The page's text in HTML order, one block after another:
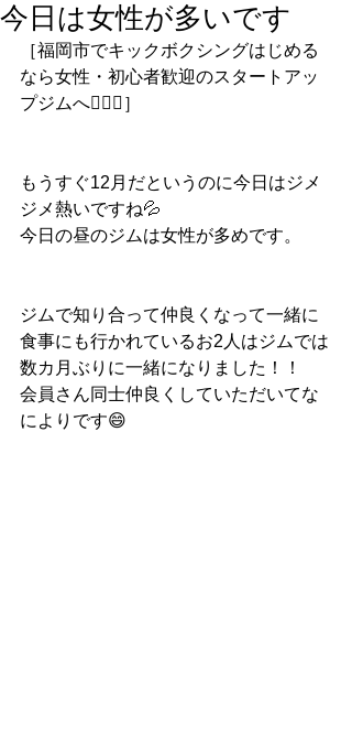
今日は女性が多いです
［福岡市でキックボクシングはじめる
なら女性・初心者歓迎のスタートアッ
プジムへ🙇🏻‍♂️］
もうすぐ12月だというのに今日はジメ
ジメ熱いですね💦
今日の昼のジムは女性が多めです。
ジムで知り合って仲良くなって一緒に
食事にも行かれているお2人はジムでは
数カ月ぶりに一緒になりました！！
会員さん同士仲良くしていただいてな
によりです😄